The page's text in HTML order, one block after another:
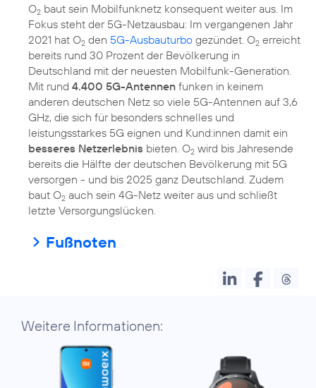
O2 baut sein Mobilfunknetz konsequent weiter aus. Im
Fokus steht der 5G-Netzausbau: Im vergangenen Jahr
2021 hat O2 den 5G-Ausbauturbo gezündet. O2 erreicht
bereits rund 30 Prozent der Bevölkerung in
Deutschland mit der neuesten Mobilfunk-Generation.
Mit rund 4.400 5G-Antennen funken in keinem
anderen deutschen Netz so viele 5G-Antennen auf 3,6
GHz, die sich für besonders schnelles und
leistungsstarkes 5G eignen und Kund:innen damit ein
besseres Netzerlebnis bieten. O2 wird bis Jahresende
bereits die Hälfte der deutschen Bevölkerung mit 5G
versorgen - und bis 2025 ganz Deutschland. Zudem
baut O2 auch sein 4G-Netz weiter aus und schließt
letzte Versorgungslücken.
Fußnoten
Weitere Informationen: